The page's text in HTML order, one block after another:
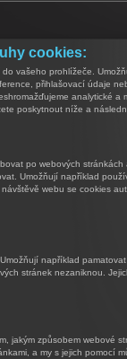
cookies:
vašeho prohlížeče.
přihlašovací údaje
analytické a
poskytnout níže a
po webových stránkách
Umožňují například
webu se cookies
například pamatovat
stránek nezaniknou.
jakým způsobem webové
a my s jejich pomocí